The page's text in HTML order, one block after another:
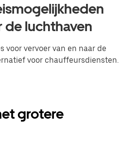
de luchthaven
voor vervoer van en naar de
voor chauffeursdiensten.
grotere